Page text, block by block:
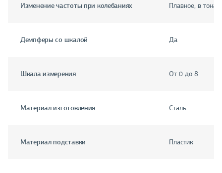
Изменение частоты при колебаниях Плавное, в
Демпферы со шкалой Да
Шкала измерения От 0 до 8
Материал изготовления Сталь
Материал подставки Пластик